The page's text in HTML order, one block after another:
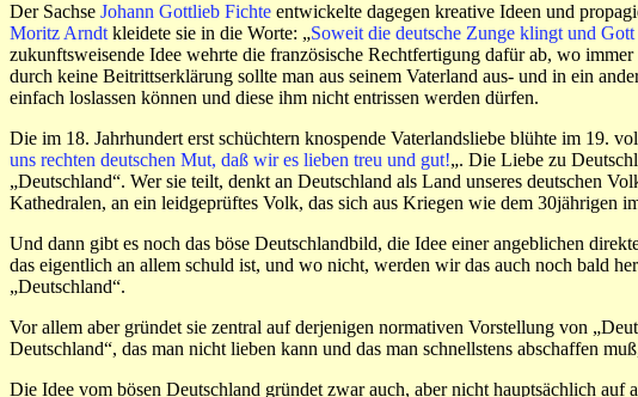
Der Sachse Johann Gottlieb Fichte entwickelte dagegen kreative Ideen und
Moritz Arndtkleidete sie in die Worte: „Soweit die deutsche Zunge klingt und
zukunftsweisende Idee wehrte die französische Rechtfertigung dafür ab, wo
durch keine Beitrittserklärung sollte man aus seinem Vaterland aus- und in ein
einfach loslassen können und diese ihm nicht entrissen werden dürfen.
Die im 18. Jahrhundert erst schüchtern knospende Vaterlandsliebe blühte im 19.
uns rechten deutschen Mut, daß wir es lieben treu und gut!„. Die Liebe zu
„Deutschland“. Wer sie teilt, denkt an Deutschland als Land unseres deutschen
Kathedralen, an ein leidgeprüftes Volk, das sich aus Kriegen wie dem 30jährigen
Und dann gibt es noch das böse Deutschlandbild, die Idee einer angeblichen
das eigentlich an allem schuld ist, und wo nicht, werden wir das auch noch bald
„Deutschland“.
Vor allem aber gründet sie zentral auf derjenigen normativen Vorstellung von
Deutschland“, das man nicht lieben kann und das man schnellstens abschaffen
Die Idee vom bösen Deutschland gründet zwar auch, aber nicht hauptsächlich